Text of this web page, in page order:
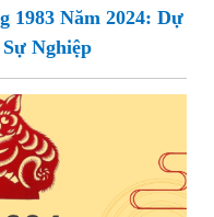
1983 Năm 2024: Dự
Nghiệp